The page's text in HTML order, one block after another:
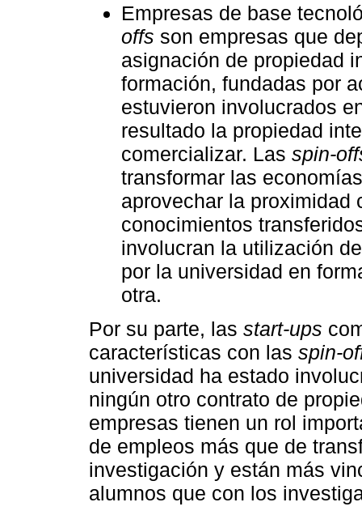
Empresas de base
offs son empresas que
asignación de propiedad
formación, fundadas por
estuvieron involucrados
resultado la propiedad
comercializar. Las spin-
transformar las
aprovechar la proximidad
conocimientos
involucran la utilización
por la universidad en
otra.
Por su parte, las start-ups
características con las spin-
universidad ha estado
ningún otro contrato de
empresas tienen un rol
de empleos más que de
investigación y están más
alumnos que con los